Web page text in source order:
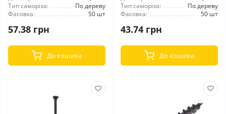
Тип саморіза:
По дереву
Фасовка:
50 шт
57.38 грн
До кошика
Тип саморіза:
По дереву
Фасовка:
50 шт
43.74 грн
До кошика